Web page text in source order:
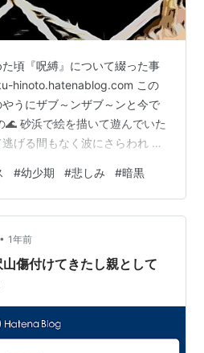
頃『呪縛』について綴った事
hinoto.hatenablog.com この
うにザブ～ンザブ～ンと今で
🌊 砂浜で絵を描いて遊んでいた
げる間もなく波にさらわれ ち
で苦しくて苦しくて、涙と鼻
ー、もぉ駄目だ・・・・と思っ
げられていた。 てな案配。 呪
かけて動けなくすること。 心
束縛をすること。 怖っ‼ …
#幼少期 #悲しみ #暗黒
• 1年前
傷付けてきたし親として